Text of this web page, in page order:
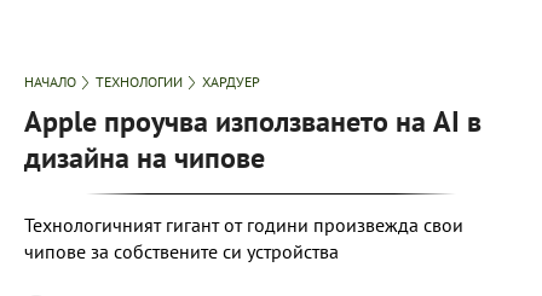
НАЧАЛО ТЕХНОЛОГИИ ХАРДУЕР
Apple проучва използването на AI в
дизайна на чипове
Технологичният гигант от години произвежда свои
чипове за собствените си устройства